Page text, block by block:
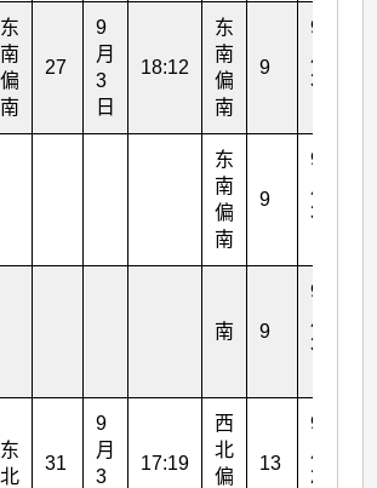
东
南
偏
南
27
9
月
3
日
18:12
东
南
偏
南
9
9
3
东
南
偏
南
9
9
3
南 9
9
3
东
北
31
9
月
3
17:19
西
北
偏
13
9
2